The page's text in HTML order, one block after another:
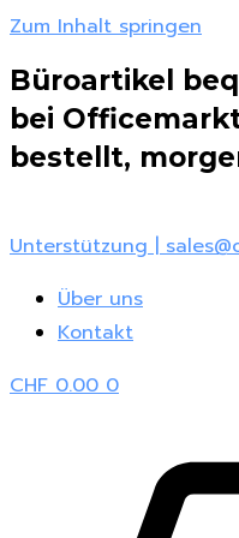
Zum Inhalt springen
Büroartikel
bei
bestellt,
Unterstützung |
Über uns
Kontakt
CHF0.00 0